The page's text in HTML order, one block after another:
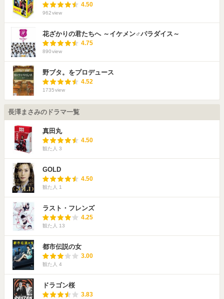
4.50
962view
花ざかりの君たちへ ～イケメン♂パラダイス～
4.75
890view
野ブタ。をプロデュース
4.52
1735view
長澤まさみのドラマ一覧
真田丸
4.50
観た人 3
GOLD
4.50
観た人 1
ラスト・フレンズ
4.25
観た人 13
都市伝説の女
3.00
観た人 4
ドラゴン桜
3.83